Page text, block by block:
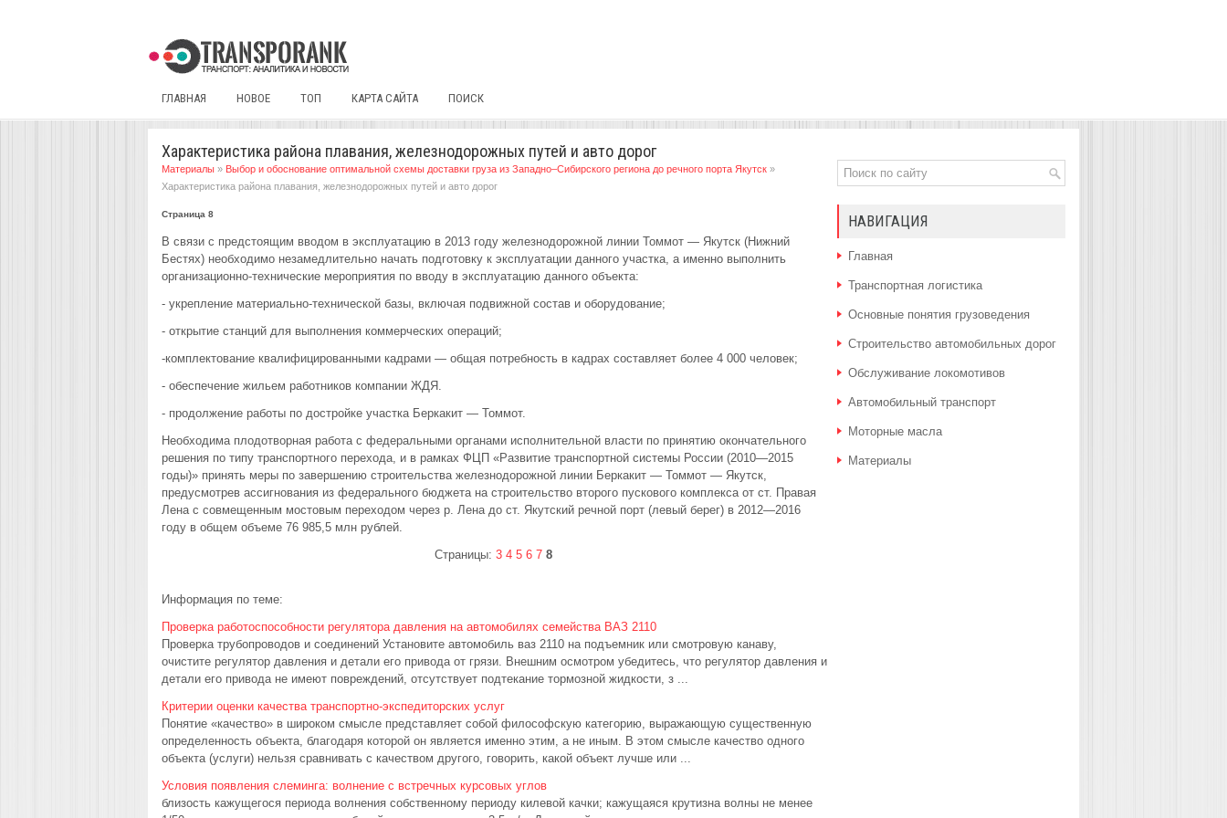
ГЛАВНАЯ НОВОЕ ТОП КАРТА САЙТА ПОИСК
Характеристика района плавания, железнодорожных путей и авто дорог
Материалы » Выбор и обоснование оптимальной схемы доставки груза из Западно–Сибирского региона до речного порта Якутск »
Характеристика района плавания, железнодорожных путей и авто дорог
Страница 8
В связи с предстоящим вводом в эксплуатацию в 2013 году железнодорожной линии Томмот — Якутск (Нижний
Бестях) необходимо незамедлительно начать подготовку к эксплуатации данного участка, а именно выполнить
организационно-технические мероприятия по вводу в эксплуатацию данного объекта:
- укрепление материально-технической базы, включая подвижной состав и оборудование;
- открытие станций для выполнения коммерческих операций;
-комплектование квалифицированными кадрами — общая потребность в кадрах составляет более 4 000 человек;
- обеспечение жильем работников компании ЖДЯ.
- продолжение работы по достройке участка Беркакит — Томмот.
Необходима плодотворная работа с федеральными органами исполнительной власти по принятию окончательного
решения по типу транспортного перехода, и в рамках ФЦП «Развитие транспортной системы России (2010—2015
годы)» принять меры по завершению строительства железнодорожной линии Беркакит — Томмот — Якутск,
предусмотрев ассигнования из федерального бюджета на строительство второго пускового комплекса от ст. Правая
Лена с совмещенным мостовым переходом через р. Лена до ст. Якутский речной порт (левый берег) в 2012—2016
году в общем объеме 76 985,5 млн рублей.
Страницы: 3 4 5 6 7 8
Информация по теме:
Проверка работоспособности регулятора давления на автомобилях семейства ВАЗ 2110
Проверка трубопроводов и соединений Установите автомобиль ваз 2110 на подъемник или смотровую канаву,
очистите регулятор давления и детали его привода от грязи. Внешним осмотром убедитесь, что регулятор давления и
детали его привода не имеют повреждений, отсутствует подтекание тормозной жидкости, з ...
Критерии оценки качества транспортно-экспедиторских услуг
Понятие «качество» в широком смысле представляет собой философскую категорию, выражающую существенную
определенность объекта, благодаря которой он является именно этим, а не иным. В этом смысле качество одного
объекта (услуги) нельзя сравнивать с качеством другого, говорить, какой объект лучше или ...
Условия появления слеминга: волнение с встречных курсовых углов
близость кажущего­ся периода волнения собственному периоду килевой качки; кажущаяся крутизна волны не менее
НАВИГАЦИЯ
Главная
Транспортная логистика
Основные понятия грузоведения
Строительство автомобильных дорог
Обслуживание локомотивов
Автомобильный транспорт
Моторные масла
Материалы